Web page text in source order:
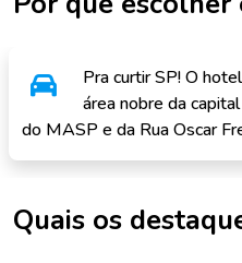
Pra curtir SP! O
área nobre da
do MASP e da Rua Oscar
Quais os